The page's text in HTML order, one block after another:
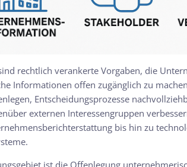
rechtlich verankerte Vorgaben, die
Informationen offen zugänglich zu
Entscheidungsprozesse
externen Interessengruppen
bis hin zu
ist die Offenlegung